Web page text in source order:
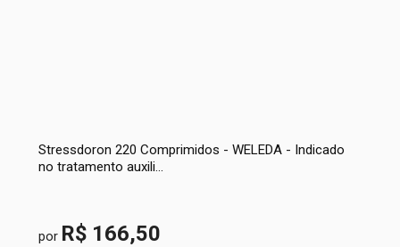
Stressdoron 220 Comprimidos - WELEDA - Indicado
no tratamento auxili...
por R$ 166,50